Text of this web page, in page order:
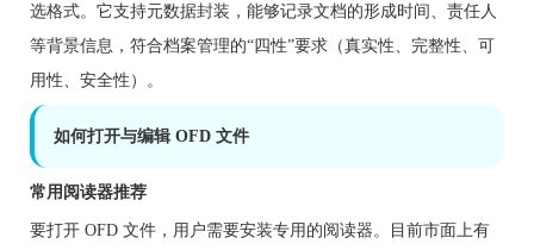
选格式。它支持元数据封装，能够记录文档的形成时间、责任人
等背景信息，符合档案管理的“四性”要求（真实性、完整性、可
用性、安全性）。
如何打开与编辑 OFD 文件
常用阅读器推荐
要打开 OFD 文件，用户需要安装专用的阅读器。目前市面上有